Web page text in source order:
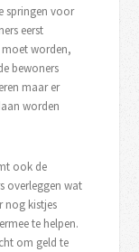
springen voor
eerst
worden,
bewoners
maar er
worden
ook de
overleggen wat
nog kistjes
te helpen.
om geld te